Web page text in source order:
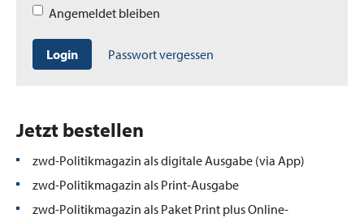
Angemeldet bleiben
Login Passwort vergessen
Jetzt bestellen
zwd-Politikmagazin als digitale Ausgabe (via App)
zwd-Politikmagazin als Print-Ausgabe
zwd-Politikmagazin als Paket Print plus Online-